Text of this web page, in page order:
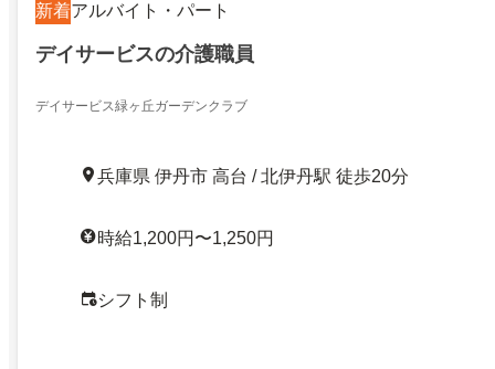
新着アルバイト・パート
デイサービスの介護職員
デイサービス緑ヶ丘ガーデンクラブ
兵庫県 伊丹市 高台 / 北伊丹駅 徒歩20分
時給1,200円〜1,250円
シフト制